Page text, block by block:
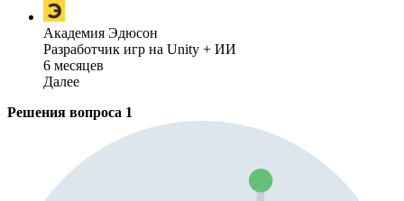
Академия Эдюсон
Разработчик игр на Unity + ИИ
6 месяцев
Далее
Решения вопроса 1